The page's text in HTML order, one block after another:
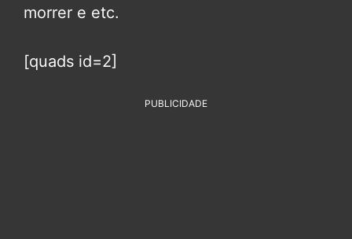
morrer e etc.
[quads id=2]
PUBLICIDADE